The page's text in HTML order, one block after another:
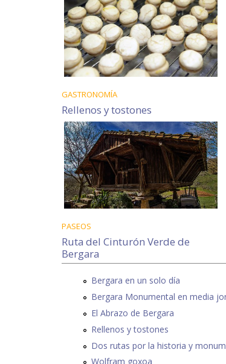
GASTRONOMÍA
Rellenos y tostones
PASEOS
Ruta del Cinturón Verde de
Bergara
Bergara en un solo día
Bergara Monumental en media
El Abrazo de Bergara
Rellenos y tostones
Dos rutas por la historia y
Wolfram goxoa